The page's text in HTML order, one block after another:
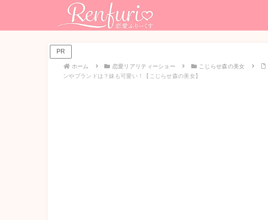
PR
ホーム 恋愛リアリティーショー こじらせ森の美女
ンやブランドは？妹も可愛い！【こじらせ森の美女】